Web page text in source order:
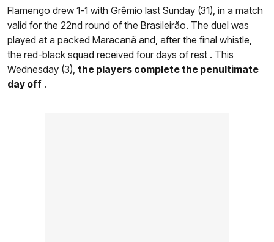
Flamengo drew 1-1 with Grêmio last Sunday (31), in a match
valid for the 22nd round of the Brasileirão. The duel was
played at a packed Maracanã and, after the final whistle,
the red-black squad received four days of rest . This
Wednesday (3), the players complete the penultimate
day off .